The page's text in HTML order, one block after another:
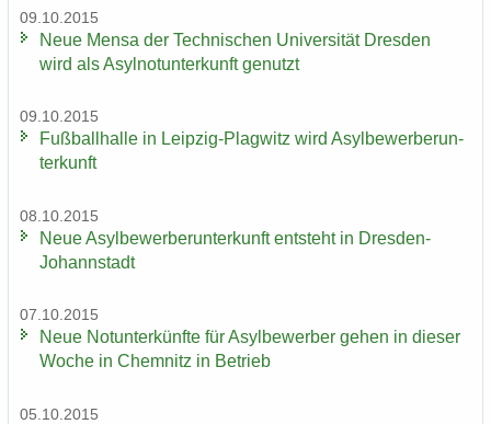
09.10.2015
Neue Mensa der Tech­ni­schen Uni­ver­si­tät Dres­den
wird als Asyl­not­un­ter­kunft ge­nutzt
09.10.2015
Fuß­ball­hal­le in Leipzig-​Plagwitz wird Asyl­be­wer­ber­un­
ter­kunft
08.10.2015
Neue Asyl­be­wer­ber­un­ter­kunft ent­steht in Dresden-​
Johannstadt
07.10.2015
Neue Not­un­ter­künf­te für Asyl­be­wer­ber gehen in die­ser
Woche in Chem­nitz in Be­trieb
05.10.2015